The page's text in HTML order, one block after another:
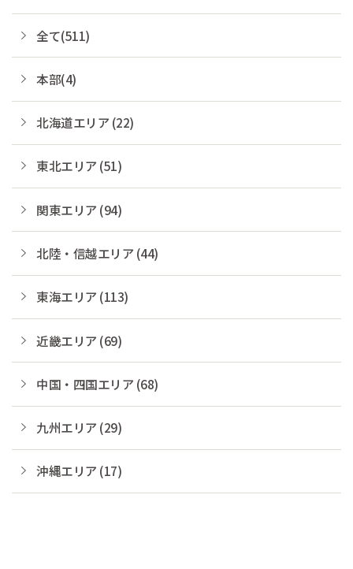
全て(511)
本部(4)
北海道エリア (22)
東北エリア (51)
関東エリア (94)
北陸・信越エリア (44)
東海エリア (113)
近畿エリア (69)
中国・四国エリア (68)
九州エリア (29)
沖縄エリア (17)